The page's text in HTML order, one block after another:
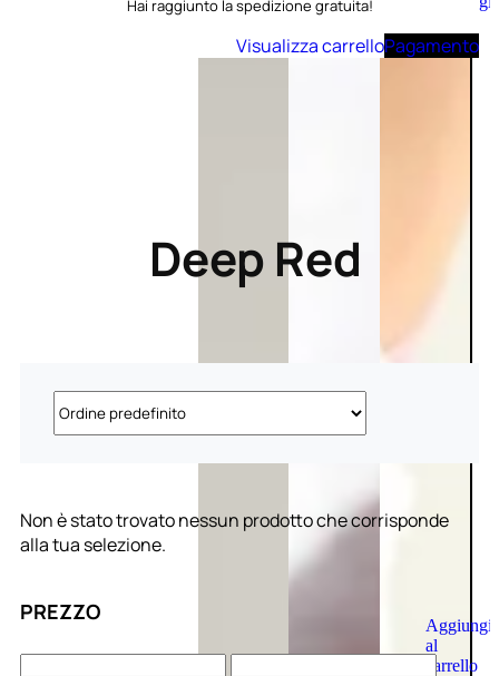
carrello
Aggiungi
al
carrello
Hai raggiunto la spedizione gratuita!
Visualizza carrelloPagamento
Deep Red
PREZZO
Non è stato trovato nessun prodotto che corrisponde
alla tua selezione.